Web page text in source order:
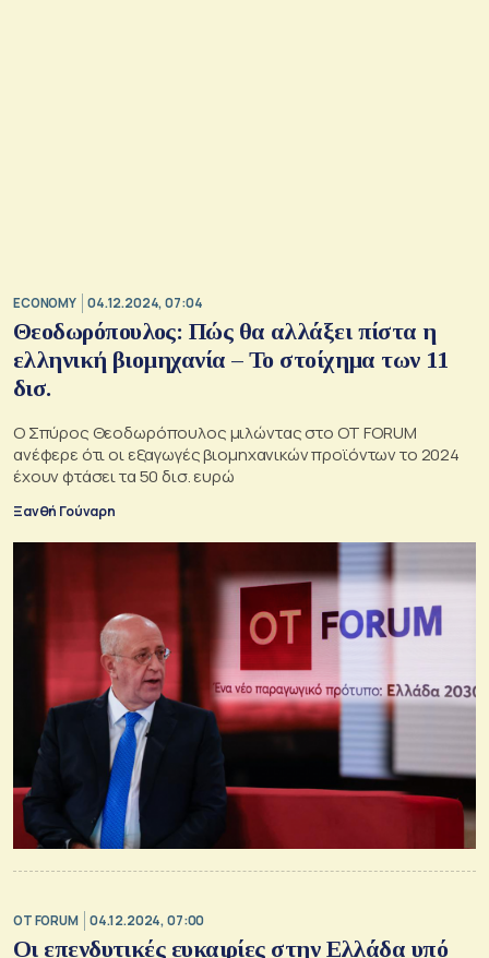
ECONOMY 04.12.2024, 07:04
Θεοδωρόπουλος: Πώς θα αλλάξει πίστα η
ελληνική βιομηχανία – Το στοίχημα των 11
δισ.
O Σπύρος Θεοδωρόπουλος μιλώντας στο ΟΤ FORUM
ανέφερε ότι οι εξαγωγές βιομηχανικών προϊόντων το 2024
έχουν φτάσει τα 50 δισ. ευρώ
Ξανθή Γούναρη
OT FORUM 04.12.2024, 07:00
Οι επενδυτικές ευκαιρίες στην Ελλάδα υπό